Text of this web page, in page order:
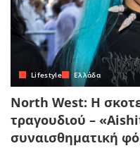
Lifestyle Ελλάδα
North West: Η
τραγουδιού –
συναισθηματική